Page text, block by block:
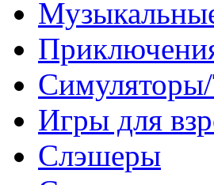
Игры для
Слэшеры